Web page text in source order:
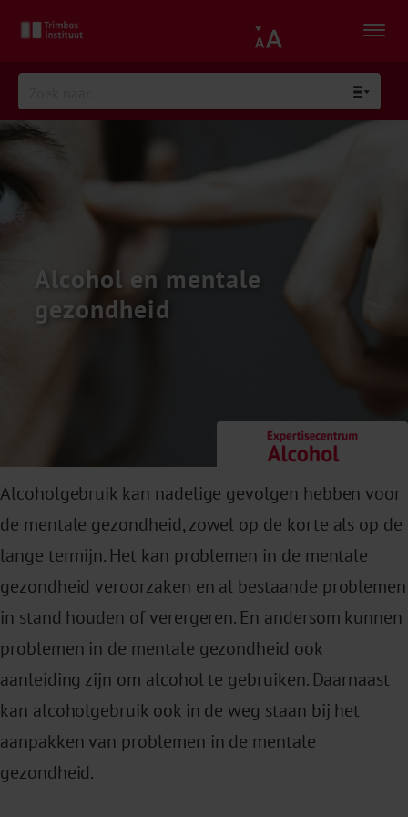
Alcohol en mentale
gezondheid
Alcoholgebruik kan nadelige gevolgen hebben voor
de mentale gezondheid, zowel op de korte als op de
lange termijn. Het kan problemen in de mentale
gezondheid veroorzaken en al bestaande problemen
in stand houden of verergeren. En andersom kunnen
problemen in de mentale gezondheid ook
aanleiding zijn om alcohol te gebruiken. Daarnaast
kan alcoholgebruik ook in de weg staan bij het
aanpakken van problemen in de mentale
gezondheid.